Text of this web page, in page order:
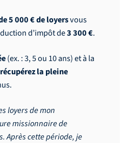
5 000 € de loyersvous
d’impôt de3 300 €.
(ex. : 3, 5 ou 10 ans) et à la
récupérez la pleine
loyers de mon
missionnaire de
Après cette période, je